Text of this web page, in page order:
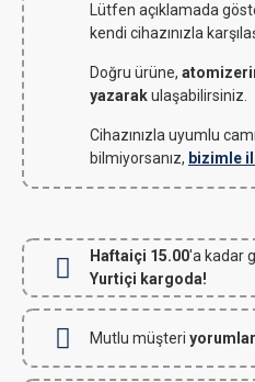
Lütfen açıklamada
kendi cihazınızla
Doğru ürüne,
yazarakulaşabilirsiniz.
Cihazınızla uyumlu
bilmiyorsanız, bizimle
Haftaiçi 15.00'a kadar
Yurtiçi kargoda!
Mutlu müşteri